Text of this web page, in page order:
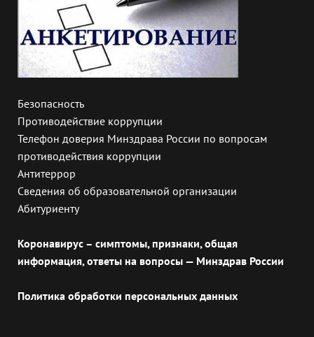
Безопасность
Противодействие коррупции
Телефон доверия Минздрава России по вопросам
противодействия коррупции
Антитеррор
Сведения об образовательной организации
Абитуриенту
Коронавирус – симптомы, признаки, общая
информация, ответы на вопросы — Минздрав России
Политика обработки персональных данных